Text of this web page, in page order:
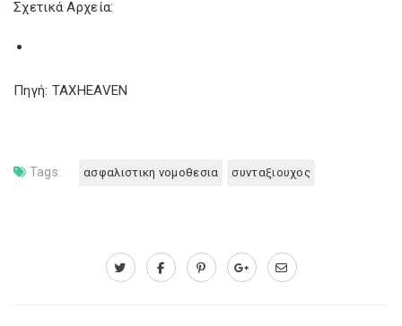
Σχετικά Αρχεία:
Πηγή: TAXHEAVEN
Tags: ασφαλιστικη νομοθεσια συνταξιουχος